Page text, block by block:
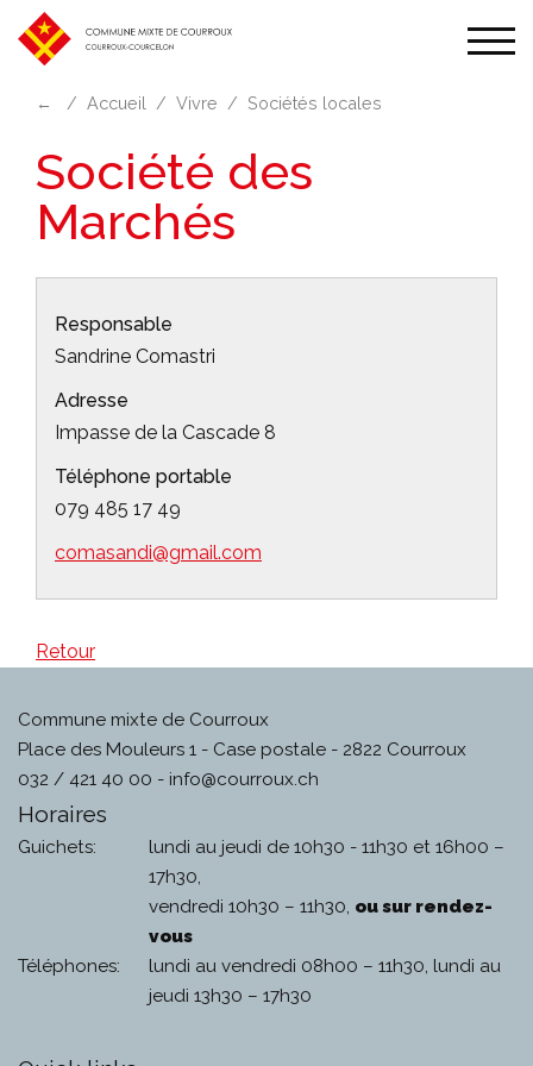
← Accueil Vivre Sociétés locales
Société des
Marchés
Responsable
Sandrine Comastri
Adresse
Impasse de la Cascade 8
Téléphone portable
079 485 17 49
comasandi@gmail.com
Retour
Commune mixte de Courroux
Place des Mouleurs 1 - Case postale - 2822 Courroux
032 / 421 40 00 - info@courroux.ch
Horaires
Guichets:
lundi au jeudi de 10h30 - 11h30 et 16h00 –
17h30,
vendredi 10h30 – 11h30, ou sur rendez-
vous
Téléphones:
lundi au vendredi 08h00 – 11h30, lundi au
jeudi 13h30 – 17h30